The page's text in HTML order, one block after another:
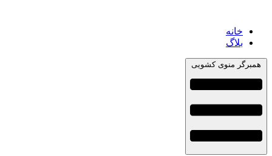
خانه
بلاگ
همبرگر منوی کشویی